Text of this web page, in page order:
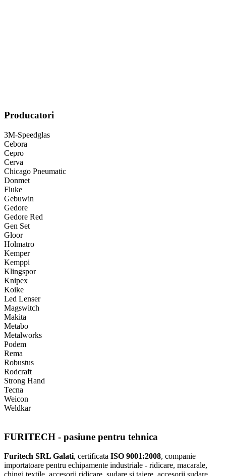
Producatori
3M-Speedglas
Cebora
Cepro
Cerva
Chicago Pneumatic
Donmet
Fluke
Gebuwin
Gedore
Gedore Red
Gen Set
Gloor
Holmatro
Kemper
Kemppi
Klingspor
Knipex
Koike
Led Lenser
Magswitch
Makita
Metabo
Metalworks
Podem
Rema
Robustus
Rodcraft
Strong Hand
Tecna
Weicon
Weldkar
FURITECH - pasiune pentru tehnica
Furitech SRL Galati, certificata ISO 9001:2008, companie
importatoare pentru echipamente industriale - ridicare, macarale,